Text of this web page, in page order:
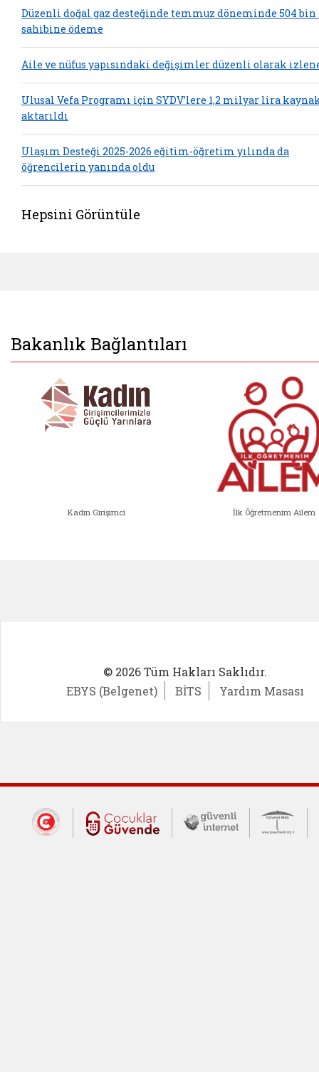
Düzenli doğal gaz desteğinde temmuz döneminde 504
sahibine ödeme
Aile ve nüfus yapısındaki değişimler düzenli olarak
Ulusal Vefa Programı için SYDV’lere 1,2 milyar lira
aktarıldı
Ulaşım Desteği 2025-2026 eğitim-öğretim yılında da
öğrencilerin yanında oldu
Hepsini Görüntüle
Bakanlık Bağlantıları
Kadın Girişimci İlk Öğretmenim Ailem
© 2026 Tüm Hakları Saklıdır.
EBYS (Belgenet)
BİTS Yardım Masası
Dış Bağlantılar
Cumhurbaşkanlığı İletişim Merkezi
Çocuklar Güvende (yeni
Güvenli